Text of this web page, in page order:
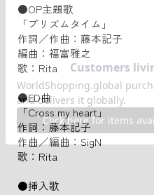
●OP主題歌
「プリズムタイム」
作詞／作曲：藤本記子
編曲：福富雅之
歌：Rita
●ED曲
「Cross my heart」
作詞：藤本記子
作曲／編曲：SigN
歌：Rita
●挿入歌